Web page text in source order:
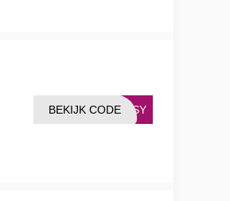
COSY
BEKIJK CODE